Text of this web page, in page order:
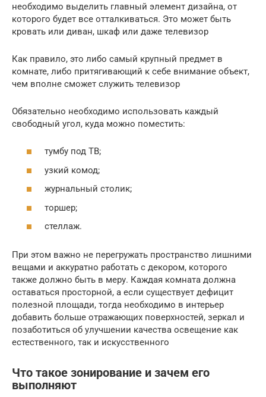
необходимо выделить главный элемент дизайна, от
которого будет все отталкиваться. Это может быть
кровать или диван, шкаф или даже телевизор
Как правило, это либо самый крупный предмет в
комнате, либо притягивающий к себе внимание объект,
чем вполне сможет служить телевизор
Обязательно необходимо использовать каждый
свободный угол, куда можно поместить:
тумбу под ТВ;
узкий комод;
журнальный столик;
торшер;
стеллаж.
При этом важно не перегружать пространство лишними
вещами и аккуратно работать с декором, которого
также должно быть в меру. Каждая комната должна
оставаться просторной, а если существует дефицит
полезной площади, тогда необходимо в интерьер
добавить больше отражающих поверхностей, зеркал и
позаботиться об улучшении качества освещение как
естественного, так и искусственного
Что такое зонирование и зачем его
выполняют